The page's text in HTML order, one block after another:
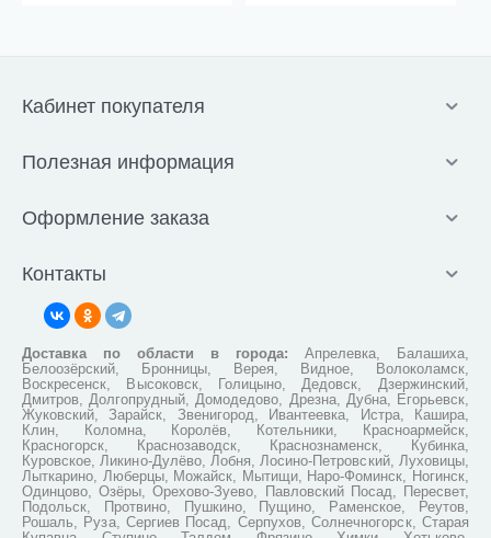
Кабинет покупателя
Полезная информация
Оформление заказа
Контакты
Доставка по области в города: Апрелевка, Балашиха,
Белоозёрский, Бронницы, Верея, Видное, Волоколамск,
Воскресенск, Высоковск, Голицыно, Дедовск, Дзержинский,
Дмитров, Долгопрудный, Домодедово, Дрезна, Дубна, Егорьевск,
Жуковский, Зарайск, Звенигород, Ивантеевка, Истра, Кашира,
Клин, Коломна, Королёв, Котельники, Красноармейск,
Красногорск, Краснозаводск, Краснознаменск, Кубинка,
Куровское, Ликино-Дулёво, Лобня, Лосино-Петровский, Луховицы,
Лыткарино, Люберцы, Можайск, Мытищи, Наро-Фоминск, Ногинск,
Одинцово, Озёры, Орехово-Зуево, Павловский Посад, Пересвет,
Подольск, Протвино, Пушкино, Пущино, Раменское, Реутов,
Рошаль, Руза, Сергиев Посад, Серпухов, Солнечногорск, Старая